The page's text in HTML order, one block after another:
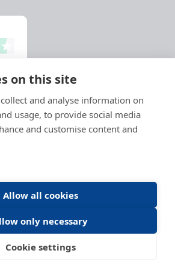
on this site
and analyse information on
usage, to provide social media
and customise content and
Allow all cookies
only necessary
Cookie settings
de protections des données
CGU Daitem Capture